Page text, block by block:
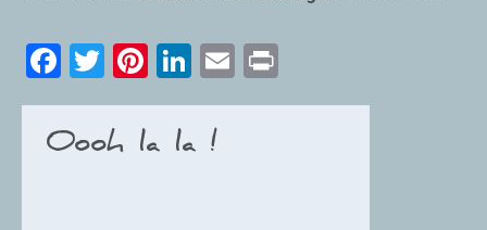
Facebook
TwitterPinterest
LinkedIn
Email
Oooh la la !